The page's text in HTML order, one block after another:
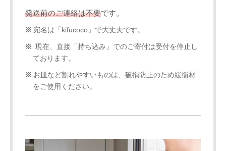
発送前のご連絡は不要です。
宛名は「kifucoco」で大丈夫です。
現在、直接「持ち込み」でのご寄付は受付を停止し
ております。
お皿など割れやすいものは、破損防止のため緩衝材
をご使用ください。